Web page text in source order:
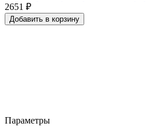
2651 ₽
Добавить в корзину
Параметры